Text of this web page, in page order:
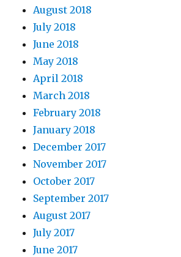
August 2018
July 2018
June 2018
May 2018
April 2018
March 2018
February 2018
January 2018
December 2017
November 2017
October 2017
September 2017
August 2017
July 2017
June 2017